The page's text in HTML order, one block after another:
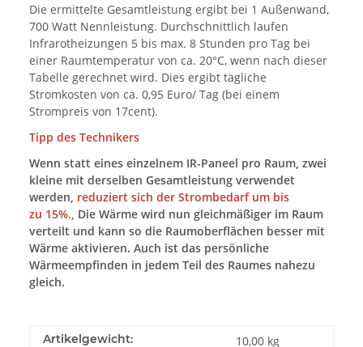
Die ermittelte Gesamtleistung ergibt bei 1 Außenwand,
700 Watt Nennleistung. Durchschnittlich laufen
Infrarotheizungen 5 bis max. 8 Stunden pro Tag bei
einer Raumtemperatur von ca. 20°C, wenn nach dieser
Tabelle gerechnet wird. Dies ergibt tägliche
Stromkosten von ca. 0,95 Euro/ Tag (bei einem
Strompreis von 17cent).
Tipp des Technikers
Wenn statt eines einzelnem IR-Paneel pro Raum, zwei
kleine mit derselben Gesamtleistung verwendet
werden, reduziert sich der Strombedarf um bis
zu 15%., Die Wärme wird nun gleichmäßiger im Raum
verteilt und kann so die Raumoberflächen besser mit
Wärme aktivieren. Auch ist das persönliche
Wärmeempfinden in jedem Teil des Raumes nahezu
gleich.
Artikelgewicht: 10,00 kg